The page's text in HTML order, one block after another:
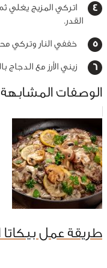
اتركي المزيج
القدر.
خففي النار وتركي محتوي
زيني الأرز مع الدجاج
الوصفات
طريقة عمل